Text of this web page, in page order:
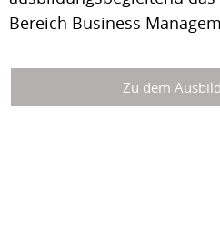
Bereich Business
Zu dem